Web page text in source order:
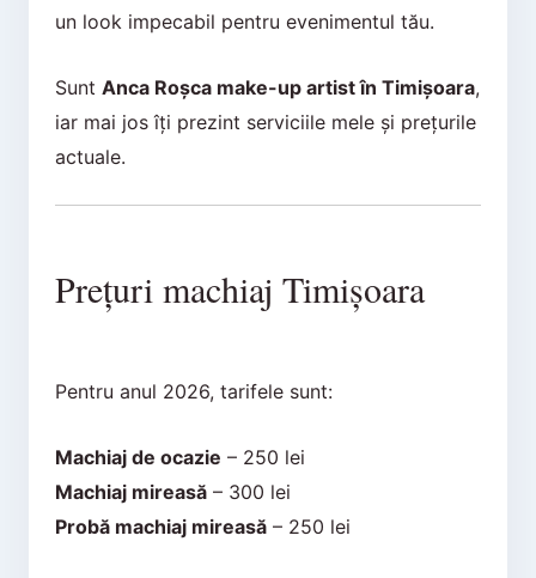
un look impecabil pentru evenimentul tău.
Sunt Anca Roșca make-up artist în Timișoara,
iar mai jos îți prezint serviciile mele și prețurile
actuale.
Prețuri machiaj Timișoara
Pentru anul 2026, tarifele sunt:
Machiaj de ocazie – 250 lei
Machiaj mireasă– 300 lei
Probă machiaj mireasă– 250 lei